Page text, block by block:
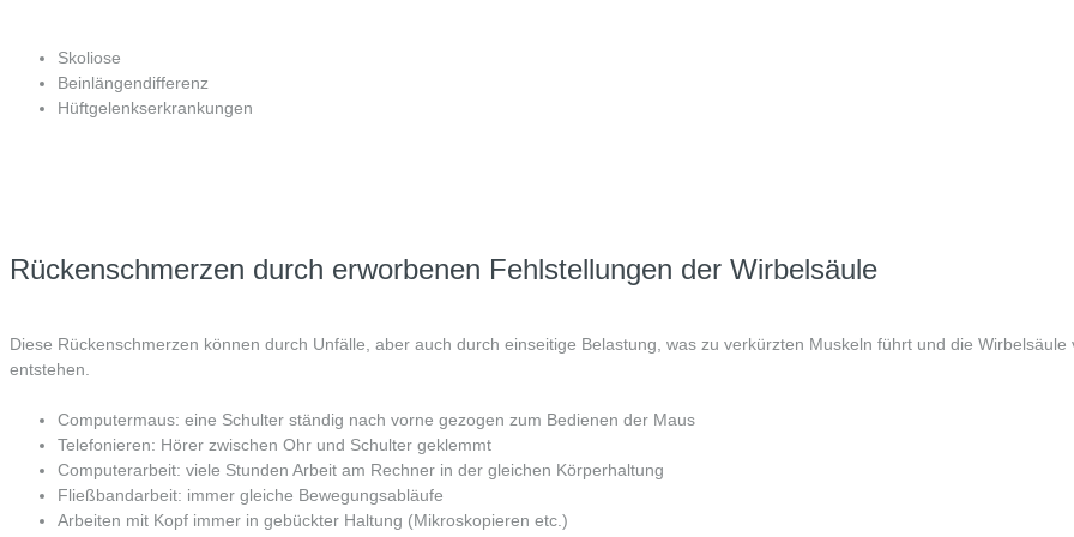
Skoliose
Beinlängendifferenz
Hüftgelenkserkrankungen
Rückenschmerzen durch erworbenen Fehlstellungen der Wirbelsäule
Diese Rückenschmerzen können durch Unfälle, aber auch durch einseitige Belastung, was zu verkürzten Muskeln führt und die Wirbelsäule
entstehen.
Computermaus: eine Schulter ständig nach vorne gezogen zum Bedienen der Maus
Telefonieren: Hörer zwischen Ohr und Schulter geklemmt
Computerarbeit: viele Stunden Arbeit am Rechner in der gleichen Körperhaltung
Fließbandarbeit: immer gleiche Bewegungsabläufe
Arbeiten mit Kopf immer in gebückter Haltung (Mikroskopieren etc.)